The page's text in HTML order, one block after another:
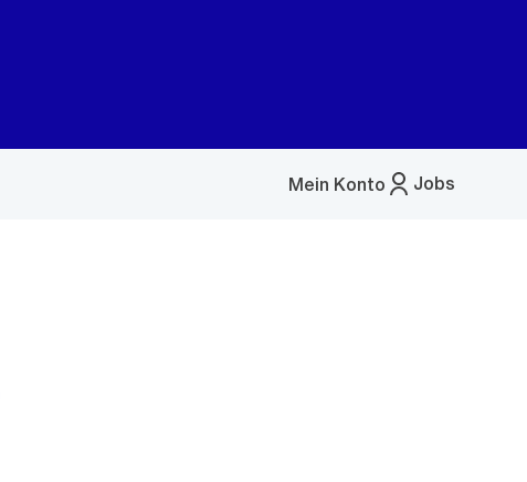
Jobs
Mein Konto
Menü